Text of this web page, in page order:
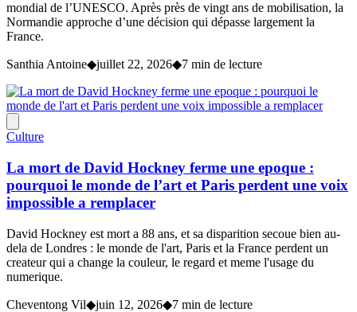
mondial de l’UNESCO. Après près de vingt ans de mobilisation, la
Normandie approche d’une décision qui dépasse largement la
France.
Santhia Antoine◆juillet 22, 2026◆7 min de lecture
Culture
La mort de David Hockney ferme une epoque :
pourquoi le monde de l’art et Paris perdent une voix
impossible a remplacer
David Hockney est mort a 88 ans, et sa disparition secoue bien au-
dela de Londres : le monde de l'art, Paris et la France perdent un
createur qui a change la couleur, le regard et meme l'usage du
numerique.
Cheventong Vil◆juin 12, 2026◆7 min de lecture